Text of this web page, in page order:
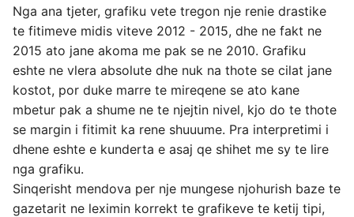
Nga ana tjeter, grafiku vete tregon nje renie drastike
te fitimeve midis viteve 2012 - 2015, dhe ne fakt ne
2015 ato jane akoma me pak se ne 2010. Grafiku
eshte ne vlera absolute dhe nuk na thote se cilat jane
kostot, por duke marre te mireqene se ato kane
mbetur pak a shume ne te njejtin nivel, kjo do te thote
se margin i fitimit ka rene shuuume. Pra interpretimi i
dhene eshte e kunderta e asaj qe shihet me sy te lire
nga grafiku.
Sinqerisht mendova per nje mungese njohurish baze te
gazetarit ne leximin korrekt te grafikeve te ketij tipi,